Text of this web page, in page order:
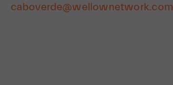
caboverde@wellownetwork.com